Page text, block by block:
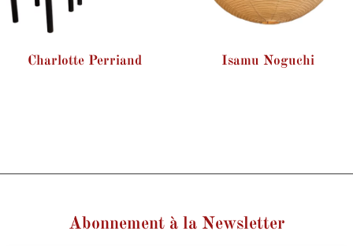
Charlotte Perriand Isamu Noguchi
Abonnement à la Newsletter